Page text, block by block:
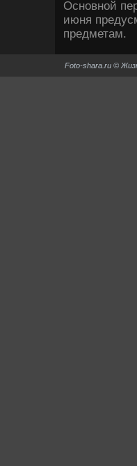
Основной
июня
предметам.
Foto-shara.ru ©